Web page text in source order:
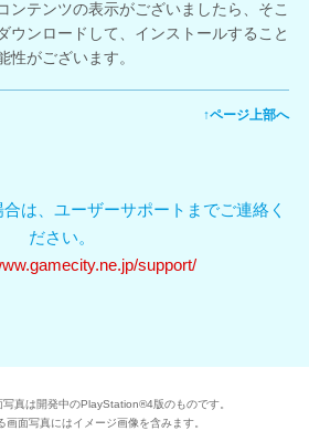
まですべての水着カタログDLCをインス
るお客様につきましては、不具合が修
間、大変ご迷惑をおかけしますが、プレ
生しないパターン１
弾の水着カタログDLCが1つ以上インス
る場合でも、水着カタログ以外のDLC
ンテンツの表示がございましたら、そこ
ウンロードして、インストールすること
性がございます。
↑ページ上部へ
合は、ユーザーサポートまでご連絡く
ださい。
support/
真は開発中のPlayStation®4版のものです。
面写真にはイメージ画像を含みます。